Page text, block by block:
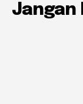
Jangan